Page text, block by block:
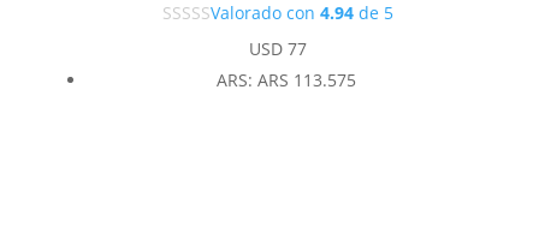
Valorado con 4.94de 5
USD77
ARS: ARS 113.575